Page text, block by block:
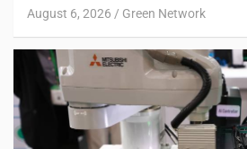
August 6, 2026 Green Network